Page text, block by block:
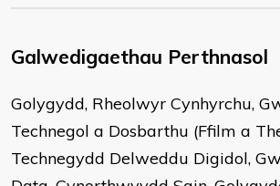
Galwedigaethau Perthnasol
Golygydd, Rheolwyr Cynhyrchu,
Technegol a Dosbarthu (Ffilm a
Technegydd Delweddu Digidol,